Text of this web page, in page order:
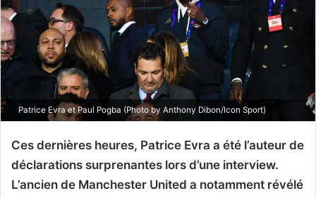
Patrice Evra et Paul Pogba (Photo by Anthony Dibon/Icon Sport)
Ces dernières heures, Patrice Evra a été l’auteur de
déclarations surprenantes lors d’une interview.
L’ancien de Manchester United a notamment révélé